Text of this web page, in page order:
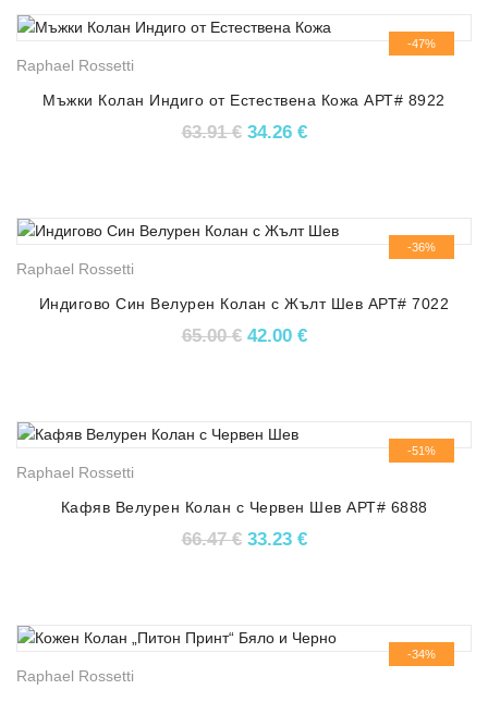
-47%
Raphael Rossetti
Мъжки Колан Индиго от Естествена Кожа АРТ# 8922
63.91€ Original price was: 63.91 €.
34.26 €Текущата цена е:
-36%
Raphael Rossetti
Индигово Син Велурен Колан с Жълт Шев АРТ# 7022
65.00€ Original price was: 65.00 €.
42.00 €Текущата цена е:
-51%
Raphael Rossetti
Кафяв Велурен Колан с Червен Шев АРТ# 6888
66.47€ Original price was: 66.47 €.
33.23 €Текущата цена е:
-34%
Raphael Rossetti